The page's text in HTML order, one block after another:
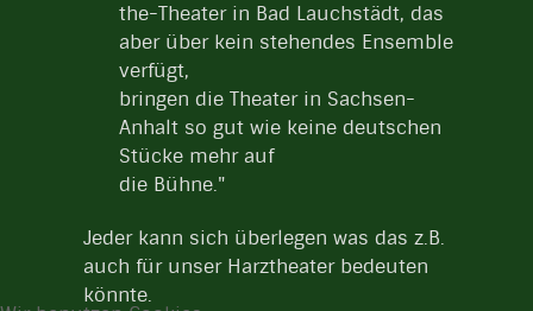
the-Theater in Bad Lauchstädt, das
aber über kein stehendes Ensemble
verfügt,
bringen die Theater in Sachsen-
Anhalt so gut wie keine deutschen
Stücke mehr auf
die Bühne."
Jeder kann sich überlegen was das z.B.
auch für unser Harztheater bedeuten
könnte.